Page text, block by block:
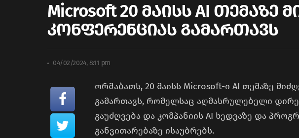
Microsoft 20 მაისს AI თემაზე
კონფერენციას გამართავს
04/02/2024, 8:11 pm
ორშაბათს, 20 მაისს Microsoft-ი AI თემაზე
გამართავს, რომელსაც აღმასრულებელი
გაუძღვება და კომპანიის AI ხედვაზე და
განვითარებაზე ისაუბრებს.